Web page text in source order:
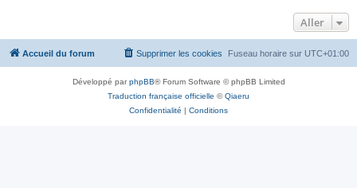
Aller
Accueil du forum Fuseau horaire sur UTC+01:00
Supprimer les cookies
Développé parphpBB® Forum Software © phpBB Limited
Traduction française officielle ©Qiaeru
Confidentialité | Conditions